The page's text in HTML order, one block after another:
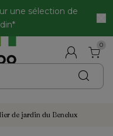
une sélection de
0
de jardin du Benelux